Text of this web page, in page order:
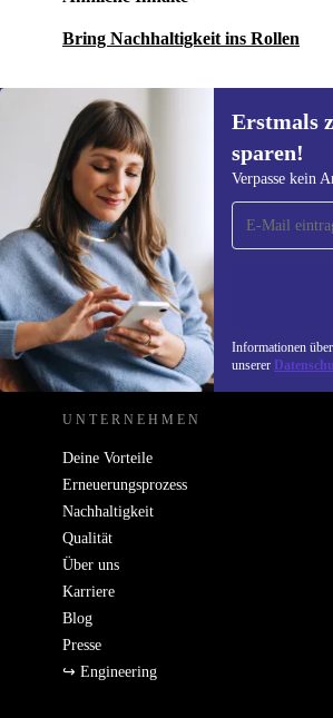
Bring Nachhaltigkeit ins Rollen
Erstmals
sparen!
Verpasse kein
Informationen
unserer
Erstmals zum
anmelden, 15 €
Verpasse kein Angebot
REFURBED DEUTSCHLAND -
UNTERNEHMEN
Deine Vorteile
Erneuerungsprozess
Nachhaltigkeit
Qualität
Über uns
Karriere
Blog
Presse
↪ Engineering